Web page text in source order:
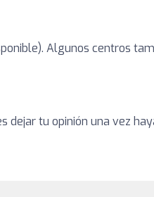
Algunos centros
dejar tu opinión una vez